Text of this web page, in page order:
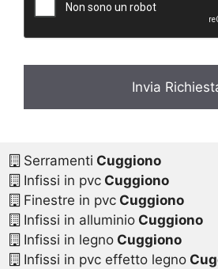
*
Serramenti Cuggiono
Infissi in pvcCuggiono
Finestre in pvcCuggiono
Infissi in alluminioCuggiono
Infissi in legnoCuggiono
Infissi in pvc effetto legno